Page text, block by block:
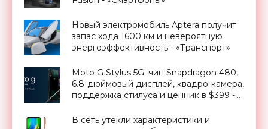
Новый электромобиль Aptera получит
запас хода 1600 км и невероятную
энергоэффективность - «Транспорт»
Moto G Stylus 5G: чип Snapdragon 480,
6.8-дюймовый дисплей, квадро-камера,
поддержка стилуса и ценник в $399 -
В сеть утекли характеристики и